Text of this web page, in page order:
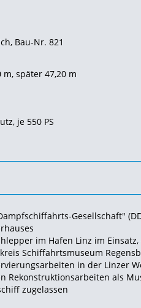
Bau-Nr. 821
später 47,20 m
je 550 PS
Gesellschaft"
im Hafen Linz im
Schiffahrtsmuseum
in der Linzer
Rekonstruktionsarbeiten als
zugelassen